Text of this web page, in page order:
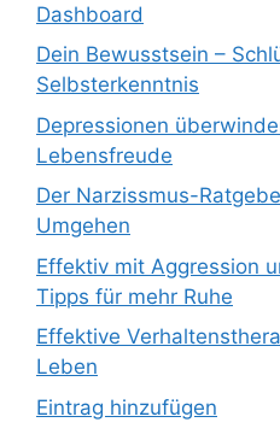
Dashboard
Dein Bewusstsein –
Selbsterkenntnis
Depressionen
Lebensfreude
Der Narzissmus-
Umgehen
Effektiv mit Aggression
Tipps für mehr Ruhe
Effektive
Leben
Eintrag hinzufügen